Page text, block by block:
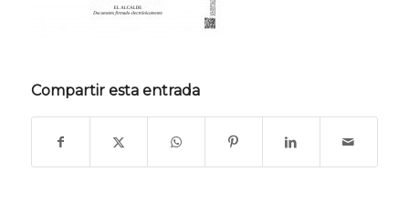
Compartir esta entrada